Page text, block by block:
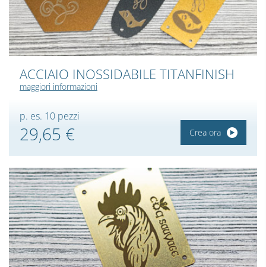
ACCIAIO INOSSIDABILE TITANFINISH
maggiori informazioni
p. es. 10 pezzi
29,65 € Crea ora